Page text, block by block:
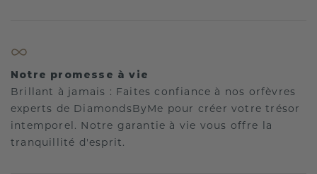
Notre promesse à vie
Brillant à jamais : Faites confiance à nos orfèvres
experts de DiamondsByMe pour créer votre trésor
intemporel. Notre garantie à vie vous offre la
tranquillité d'esprit.